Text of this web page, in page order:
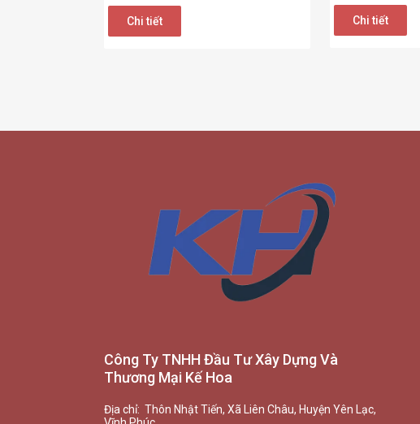
Chi tiết Chi tiết
Công Ty TNHH Đầu Tư Xây Dựng Và
Thương Mại Kế Hoa
Địa chỉ: Thôn Nhật Tiến, Xã Liên Châu, Huyện Yên Lạc,